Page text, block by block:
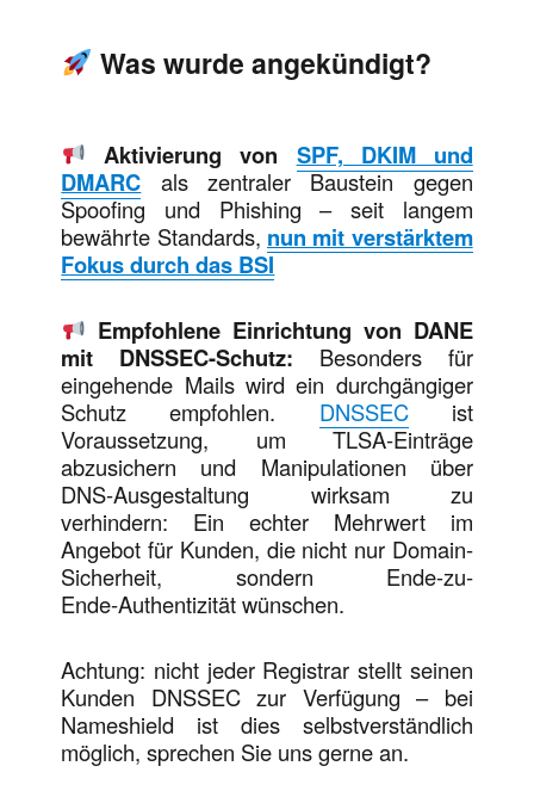
Was wurde angekündigt?
Aktivierung von SPF, DKIM und
DMARC als zentraler Baustein gegen
Spoofing und Phishing – seit langem
bewährte Standards, nun mit verstärktem
Fokus durch das BSI
Empfohlene Einrichtung von DANE
mit DNSSEC-Schutz: Besonders für
eingehende Mails wird ein durchgängiger
Schutz empfohlen. DNSSECist
Voraussetzung, um TLSA-Einträge
abzusichern und Manipulationen über
DNS-Ausgestaltung wirksam zu
verhindern: Ein echter Mehrwert im
Angebot für Kunden, die nicht nur Domain-
Sicherheit, sondern Ende-zu-
Ende‑Authentizität wünschen.
Achtung: nicht jeder Registrar stellt seinen
Kunden DNSSEC zur Verfügung – bei
Nameshield ist dies selbstverständlich
möglich, sprechen Sie uns gerne an.